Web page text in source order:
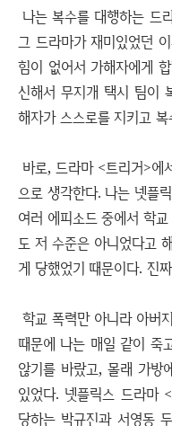
나는 복수를 대행하는 드
그 드라마가 재미있었던
힘이 없어서 가해자에게
신해서 무지개 택시 팀이
해자가 스스로를 지키고
바로, 드라마 <트리거>에
으로 생각한다. 나는 넷플
여러 에피소드 중에서 학
도 저 수준은 아니었다고
게 당했었기 때문이다. 진
학교 폭력만 아니라 아버
때문에 나는 매일 같이 죽
않기를 바랐고, 몰래 가방
있었다. 넷플릭스 드라마
당하는 박규진과 서영동